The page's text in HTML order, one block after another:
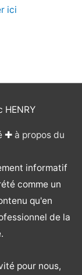
ici
HENRY
✚ à propos du
informatif
comme un
qu'en
de la
pour nous,